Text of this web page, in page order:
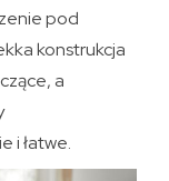
pod
konstrukcja
a
i łatwe.